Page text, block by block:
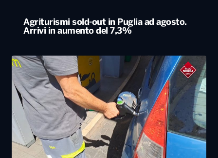
Agriturismi sold-out in Puglia ad agosto.
Arrivi in aumento del 7,3%